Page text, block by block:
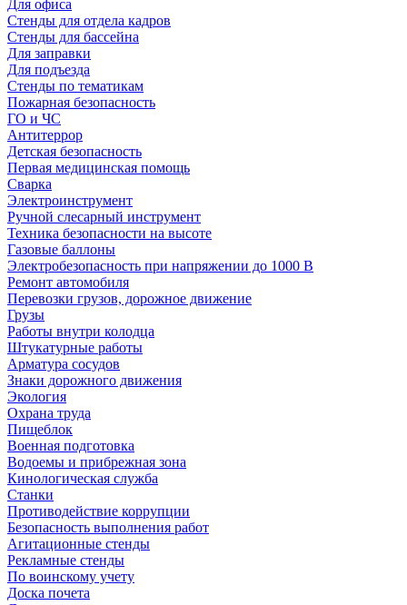
Для офиса
Стенды для отдела кадров
Стенды для бассейна
Для заправки
Для подъезда
Стенды по тематикам
Пожарная безопасность
ГО и ЧС
Антитеррор
Детская безопасность
Первая медицинская помощь
Сварка
Электроинструмент
Ручной слесарный инструмент
Техника безопасности на высоте
Газовые баллоны
Электробезопасность при напряжении до 1000 В
Ремонт автомобиля
Перевозки грузов, дорожное движение
Грузы
Работы внутри колодца
Штукатурные работы
Арматура сосудов
Знаки дорожного движения
Экология
Охрана труда
Пищеблок
Военная подготовка
Водоемы и прибрежная зона
Кинологическая служба
Станки
Противодействие коррупции
Безопасность выполнения работ
Агитационные стенды
Рекламные стенды
По воинскому учету
Доска почета